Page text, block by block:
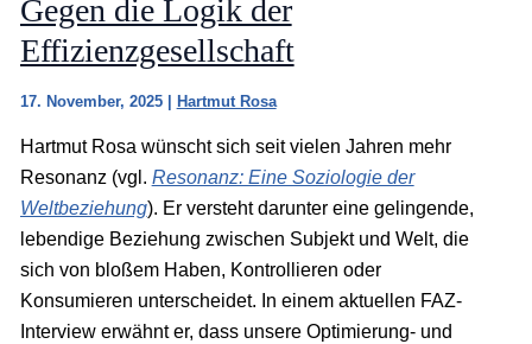
Gegen die Logik der
Effizienzgesellschaft
17. November, 2025 Hartmut Rosa
Hartmut Rosa wünscht sich seit vielen Jahren mehr
Resonanz (vgl. Resonanz: Eine Soziologie der
Weltbeziehung). Er versteht darunter eine gelingende,
lebendige Beziehung zwischen Subjekt und Welt, die
sich von bloßem Haben, Kontrollieren oder
Konsumieren unterscheidet. In einem aktuellen FAZ-
Interview erwähnt er, dass unsere Optimierung- und